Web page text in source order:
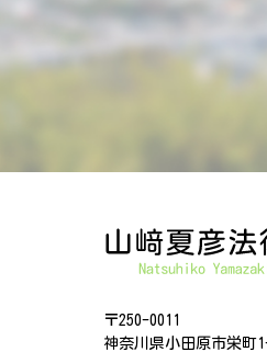
〒250-0011
神奈川県小田原市栄町